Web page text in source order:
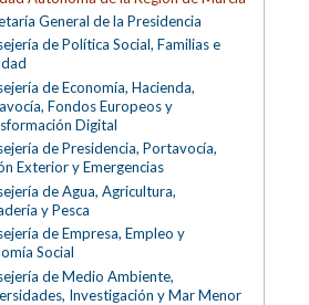
General de la Presidencia
de Política Social, Familias e
de Economía, Hacienda,
Fondos Europeos y
Digital
de Presidencia, Portavocía,
Exterior y Emergencias
de Agua, Agricultura,
y Pesca
de Empresa, Empleo y
Social
de Medio Ambiente,
Investigación y Mar Menor